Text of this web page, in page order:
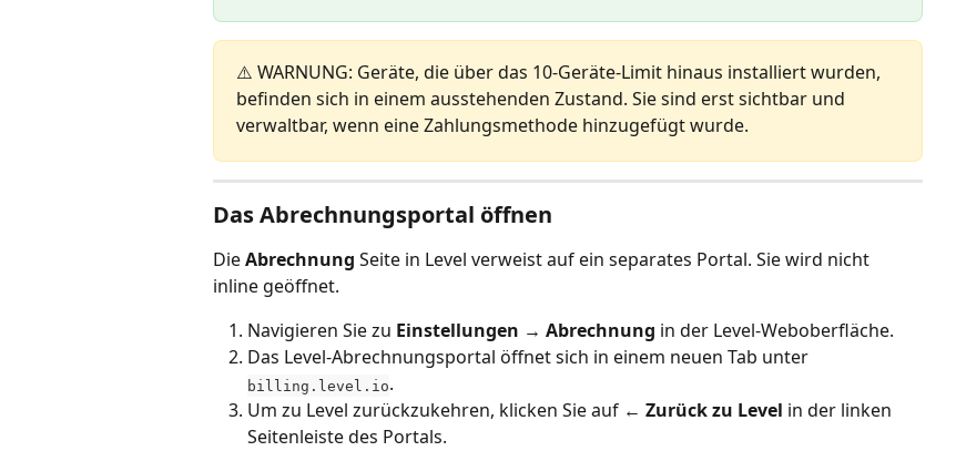
⚠️ WARNUNG: Geräte, die über das 10-Geräte-Limit hinaus installiert wurden,
befinden sich in einem ausstehenden Zustand. Sie sind erst sichtbar und
verwaltbar, wenn eine Zahlungsmethode hinzugefügt wurde.
Das Abrechnungsportal öffnen
Die Abrechnung Seite in Level verweist auf ein separates Portal. Sie wird nicht
inline geöffnet.
Navigieren Sie zu Einstellungen → Abrechnung in der Level-Weboberfläche.
Das Level-Abrechnungsportal öffnet sich in einem neuen Tab unter
billing.level.io.
Um zu Level zurückzukehren, klicken Sie auf ← Zurück zu Level in der linken
Seitenleiste des Portals.